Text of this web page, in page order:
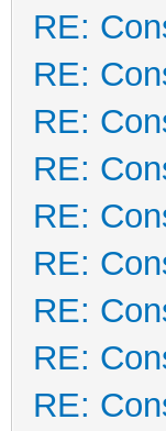
RE:
RE:
RE:
RE:
RE:
RE:
RE:
RE:
RE: